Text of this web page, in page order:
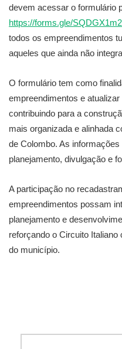
devem acessar o formulário
https://forms.gle/
todos os empreendimentos
aqueles que ainda não
O formulário tem como
empreendimentos e
contribuindo para a
mais organizada e alinhada
de Colombo. As
planejamento, divulgação e
A participação no
empreendimentos possam
planejamento e
reforçando o Circuito
do município.